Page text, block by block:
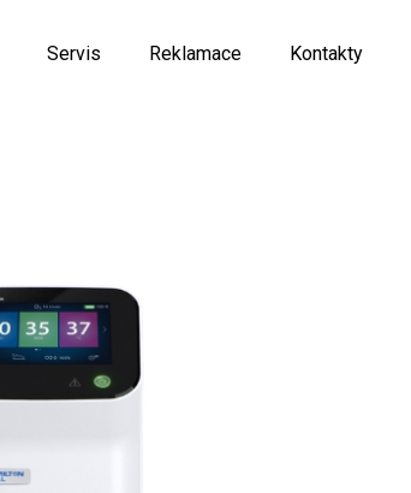
Servis Reklamace Kontakty